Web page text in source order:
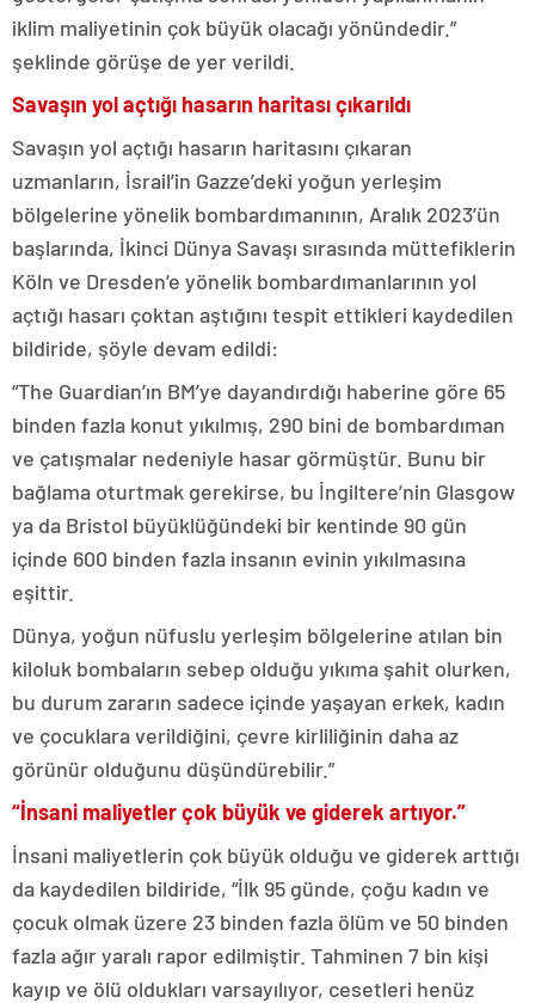
iklim maliyetinin çok büyük olacağı yönündedir.”
şeklinde görüşe de yer verildi.
Savaşın yol açtığı hasarın haritası çıkarıldı
Savaşın yol açtığı hasarın haritasını çıkaran
uzmanların, İsrail’in Gazze’deki yoğun yerleşim
bölgelerine yönelik bombardımanının, Aralık 2023’ün
başlarında, İkinci Dünya Savaşı sırasında müttefiklerin
Köln ve Dresden’e yönelik bombardımanlarının yol
açtığı hasarı çoktan aştığını tespit ettikleri kaydedilen
bildiride, şöyle devam edildi:
“The Guardian’ın BM’ye dayandırdığı haberine göre 65
binden fazla konut yıkılmış, 290 bini de bombardıman
ve çatışmalar nedeniyle hasar görmüştür. Bunu bir
bağlama oturtmak gerekirse, bu İngiltere’nin Glasgow
ya da Bristol büyüklüğündeki bir kentinde 90 gün
içinde 600 binden fazla insanın evinin yıkılmasına
eşittir.
Dünya, yoğun nüfuslu yerleşim bölgelerine atılan bin
kiloluk bombaların sebep olduğu yıkıma şahit olurken,
bu durum zararın sadece içinde yaşayan erkek, kadın
ve çocuklara verildiğini, çevre kirliliğinin daha az
görünür olduğunu düşündürebilir.”
“İnsani maliyetler çok büyük ve giderek artıyor.”
İnsani maliyetlerin çok büyük olduğu ve giderek arttığı
da kaydedilen bildiride, “İlk 95 günde, çoğu kadın ve
çocuk olmak üzere 23 binden fazla ölüm ve 50 binden
fazla ağır yaralı rapor edilmiştir. Tahminen 7 bin kişi
kayıp ve ölü oldukları varsayılıyor, cesetleri henüz